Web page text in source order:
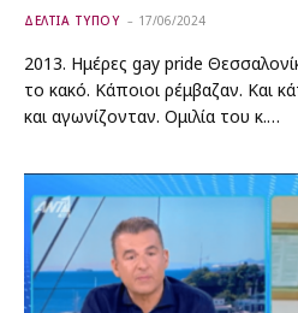
ΔΕΛΤΙΑ ΤΥΠΟΥ 17/06/2024
2013. Ημέρες gay pride
το κακό. Κάποιοι ρέμβαζαν. Και
και αγωνίζονταν. Ομιλία του κ.…